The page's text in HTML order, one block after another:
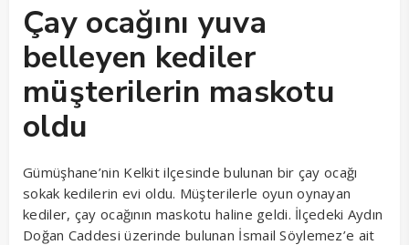
Çay ocağını yuva
belleyen kediler
müşterilerin maskotu
oldu
Gümüşhane’nin Kelkit ilçesinde bulunan bir çay ocağı
sokak kedilerin evi oldu. Müşterilerle oyun oynayan
kediler, çay ocağının maskotu haline geldi. İlçedeki Aydın
Doğan Caddesi üzerinde bulunan İsmail Söylemez’e ait